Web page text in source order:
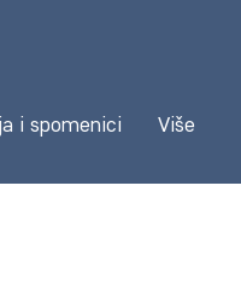
i spomenici Više